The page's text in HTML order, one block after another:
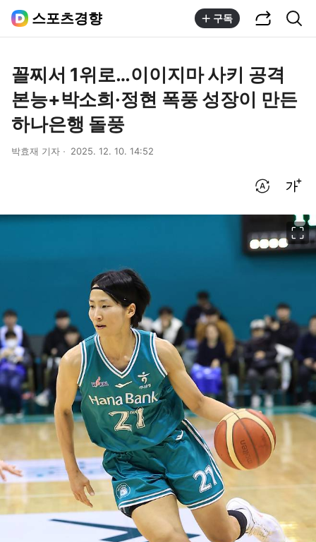
스포츠경향 구독
꼴찌서 1위로…이이지마 사키 공격
본능+박소희·정현 폭풍 성장이 만든
하나은행 돌풍
박효재 기자 2025. 12. 10. 14:52